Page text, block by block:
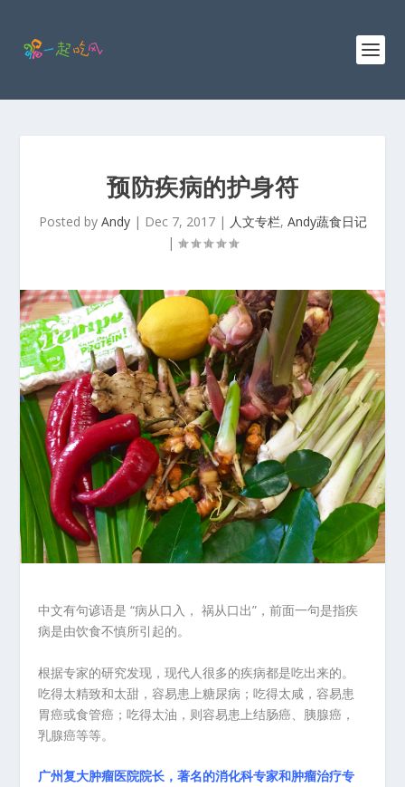
预防疾病的护身符
Posted by Andy| Dec 7, 2017| 人文专栏, Andy蔬食日记
|
中文有句谚语是 “病从口入， 祸从口出”，前面一句是指疾
病是由饮食不慎所引起的。
根据专家的研究发现，现代人很多的疾病都是吃出来的。
吃得太精致和太甜，容易患上糖尿病；吃得太咸，容易患
胃癌或食管癌；吃得太油，则容易患上结肠癌、胰腺癌，
乳腺癌等等。
广州复大肿瘤医院院长，著名的消化科专家和肿瘤治疗专